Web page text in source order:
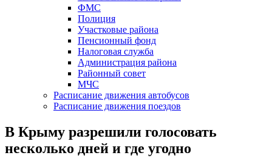
ФМС
Полиция
Участковые района
Пенсионный фонд
Налоговая служба
Администрация района
Районный совет
МЧС
Расписание движения автобусов
Расписание движения поездов
В Крыму разрешили голосовать
несколько дней и где угодно